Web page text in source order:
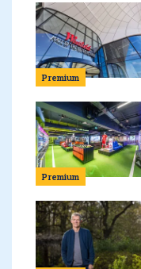
Premium
Premium